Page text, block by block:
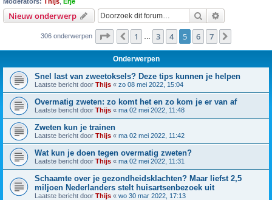
Nieuw onderwerp Zoek
306 onderwerpen Pagina van
Vorige
1 3 4 5 6 7
Onderwerpen
Snel last van zweetoksels? Deze tips kunnen je helpen
Laatste bericht door Thijs « zo 08 mei 2022, 15:04
Overmatig zweten: zo komt het en zo kom je er van af
Laatste bericht door Thijs « ma 02 mei 2022, 11:48
Zweten kun je trainen
Laatste bericht door Thijs « ma 02 mei 2022, 11:42
Wat kun je doen tegen overmatig zweten?
Laatste bericht door Thijs « ma 02 mei 2022, 11:31
Schaamte over je gezondheidsklachten? Maar liefst 2,5
miljoen Nederlanders stelt huisartsenbezoek uit
Laatste bericht door Thijs « wo 30 mar 2022, 17:13